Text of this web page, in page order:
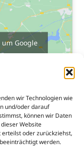
wir Technologien wie
und/oder darauf
können wir Daten
Website
oder zurückziehst,
werden.
Google